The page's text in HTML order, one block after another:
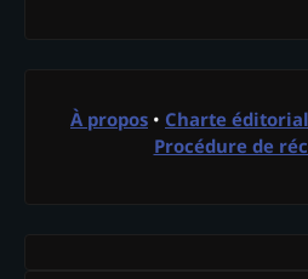
À propos • Charte
Procédure de